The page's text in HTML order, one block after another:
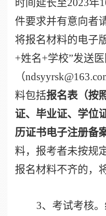
时间延长至2023年
件要求并有意向者
将报名材料的电子
+姓名+学校”发送
（
料包括报名表（按
证、毕业证、学位
历证书电子注册备
料，报考者未按规
报名材料不齐的，
3、考试考核